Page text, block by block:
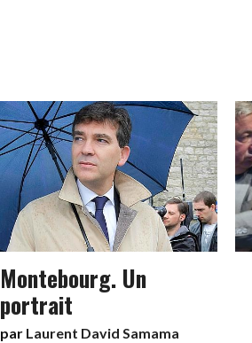
Montebourg. Un
portrait
par Laurent David Samama